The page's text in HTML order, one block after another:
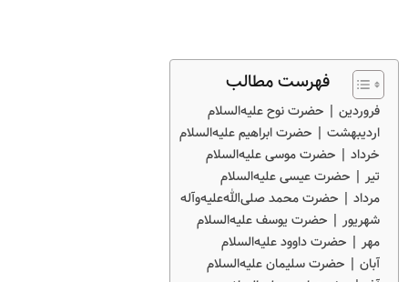
فهرست مطالب
فروردین | حضرت نوح علیه‌السلام
اردیبهشت | حضرت ابراهیم علیه‌السلام
خرداد | حضرت موسی علیه‌السلام
تیر | حضرت عیسی علیه‌السلام
مرداد | حضرت محمد صلی‌الله‌علیه‌وآله
شهریور | حضرت یوسف علیه‌السلام
مهر | حضرت داوود علیه‌السلام
آبان | حضرت سلیمان علیه‌السلام